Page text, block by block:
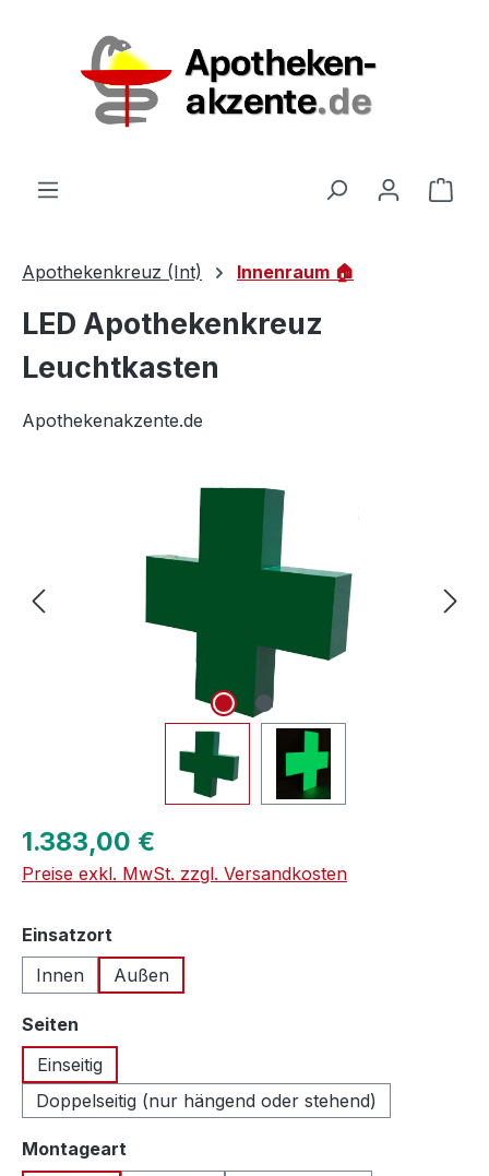
Apothekenkreuz (Int) Innenraum 🏠
LED Apothekenkreuz
Leuchtkasten
Apothekenakzente.de
Regulärer Preis:
1.383,00 €
Preise exkl. MwSt. zzgl. Versandkosten
Einsatzort
Innen
Außen
Seiten
Einseitig
Doppelseitig (nur hängend oder stehend)
Montageart